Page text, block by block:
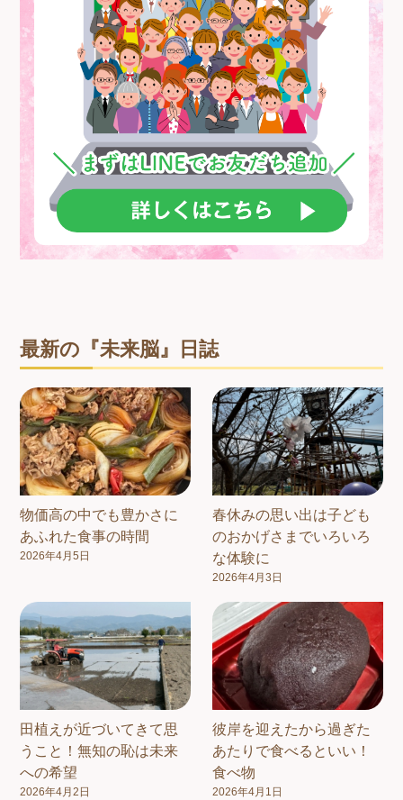
最新の『未来脳』日誌
物価高の中でも豊かさに
あふれた食事の時間
2026年4月5日
春休みの思い出は子ども
のおかげさまでいろいろ
な体験に
2026年4月3日
田植えが近づいてきて思
うこと！無知の恥は未来
への希望
2026年4月2日
彼岸を迎えたから過ぎた
あたりで食べるといい！
食べ物
2026年4月1日